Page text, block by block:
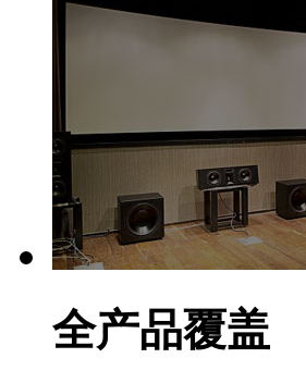
全产品覆盖